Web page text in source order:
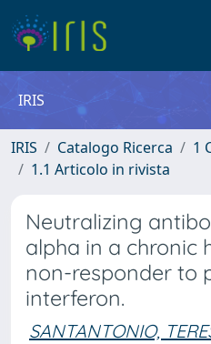
IRIS
IRIS Catalogo Ricerca
1
1.1 Articolo in rivista
Neutralizing
alpha in a chronic
non-responder to
interferon.
SANTANTONIO,